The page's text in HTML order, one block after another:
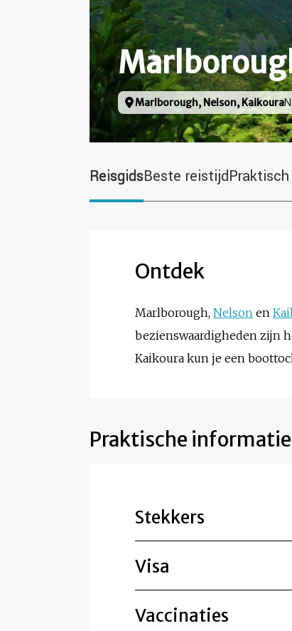
Locatie
Marlborough, Nelson, Kaikoura
ReisgidsBeste reistijdPraktisch
Ontdek
Marlborough, Nelson en
bezienswaardigheden zijn
Kaikoura kun je een
Praktische informatie
Stekkers
Visa
Vaccinaties